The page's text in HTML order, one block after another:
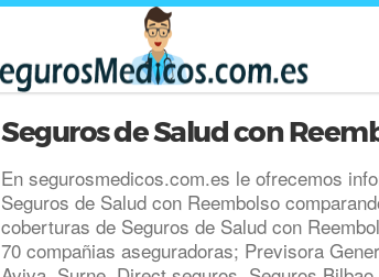
Seguros de Salud con
En segurosmedicos.com.es le ofrecemos
Seguros de Salud con Reembolso
coberturas de Seguros de Salud con
70 compañias aseguradoras; Previsora